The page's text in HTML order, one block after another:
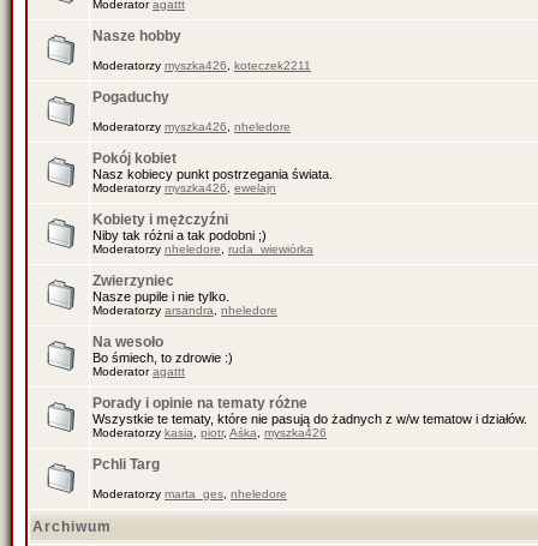
Moderatoragattt
Nasze hobby
Moderatorzy myszka426 koteczek2211
Pogaduchy
Moderatorzy myszka426 nheledore
Pokój kobiet
Nasz kobiecy punkt postrzegania świata.
Moderatorzy myszka426 ewelajn
Kobiety i mężczyźni
Niby tak różni a tak podobni ;)
Moderatorzy nheledore ruda_wiewiórka
Zwierzyniec
Nasze pupile i nie tylko.
Moderatorzy arsandra nheledore
Na wesoło
Bo śmiech, to zdrowie :)
Moderatoragattt
Porady i opinie na tematy różne
Wszystkie te tematy, które nie pasują do żadnych z w/w tematow i działów.
Moderatorzy kasia piotr, Aśka myszka426
Pchli Targ
Moderatorzy marta_ges nheledore
Archiwum